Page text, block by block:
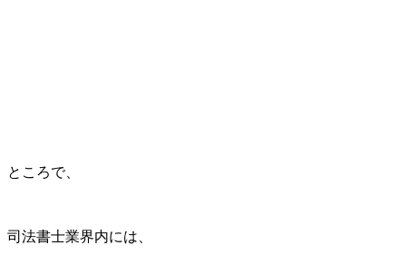
ところで、
司法書士業界内には、